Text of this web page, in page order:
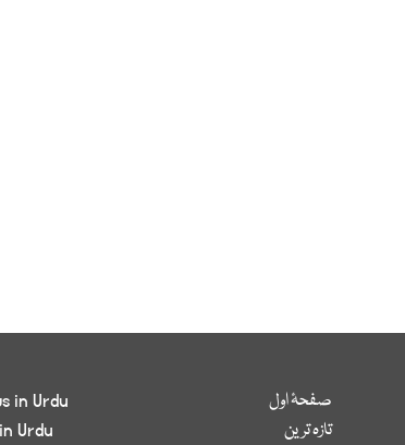
صفحۂ اول
تازہ ترین
in Urdu
Urdu